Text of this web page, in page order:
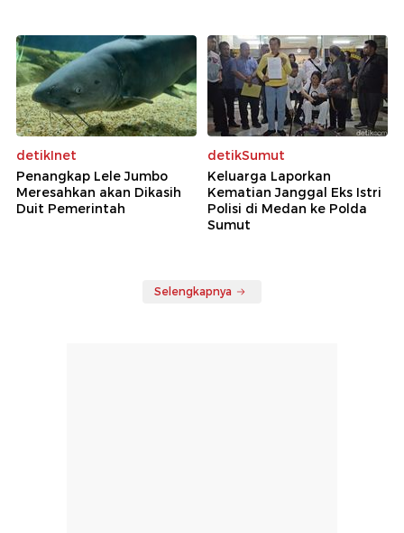
detikInet
Penangkap Lele Jumbo
Meresahkan akan Dikasih
Duit Pemerintah
detikSumut
Keluarga Laporkan
Kematian Janggal Eks Istri
Polisi di Medan ke Polda
Sumut
Selengkapnya